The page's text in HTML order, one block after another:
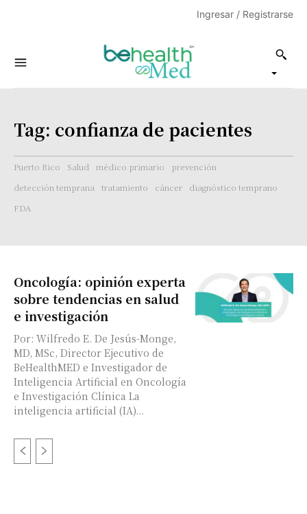
Ingresar / Registrarse
Tag: confianza de pacientes
Puerto Rico Salud médico primario
prevención
detección temprana
tratamiento cáncer
diagnóstico temprano
FDA
Oncología: opinión experta
sobre tendencias en salud
e investigación
Por: Wilfredo E. De Jesús-Monge,
MD, MSc, Director Ejecutivo de
BeHealthMED e Investigador de
Inteligencia Artificial en Oncología
e Investigación Clínica La
inteligencia artificial (IA)...